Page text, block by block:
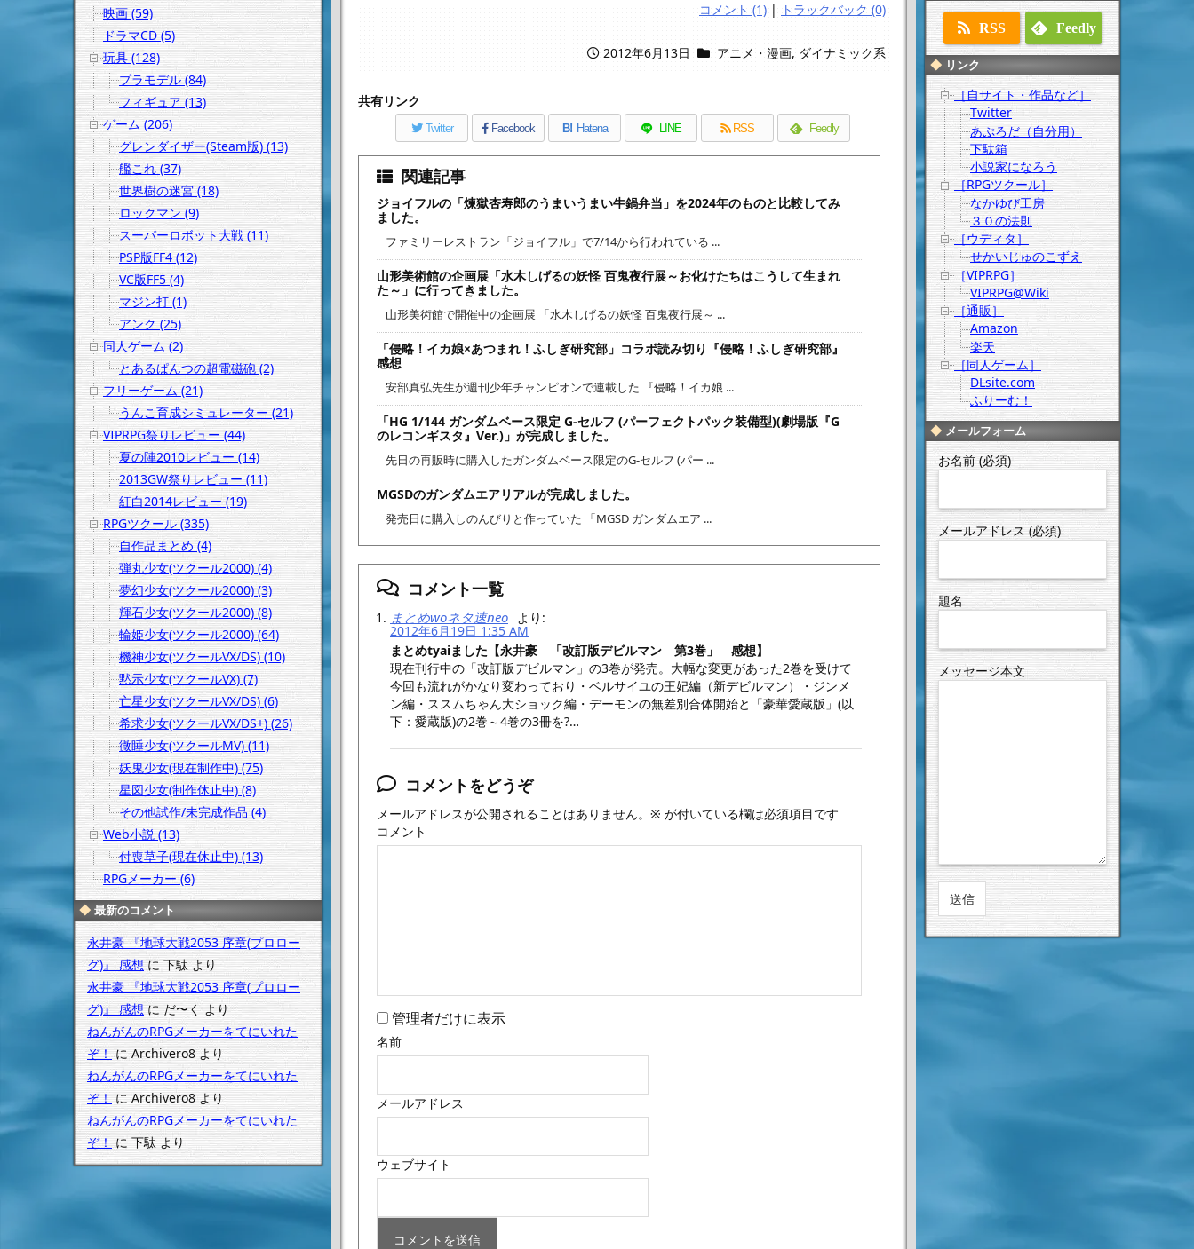
コメント (1) | トラックバック (0)
2012年6月13日 アニメ・漫画, ダイナミック系
共有リンク
Twitter Facebook B! Hatena LINE RSS Feedly
関連記事
ジョイフルの「煉獄杏寿郎のうまいうまい牛鍋弁当」を2024年のものと比較してみ
ました。
ファミリーレストラン「ジョイフル」で7/14から行われている ...
山形美術館の企画展「水木しげるの妖怪 百鬼夜行展～お化けたちはこうして生まれ
た～」に行ってきました。
山形美術館で開催中の企画展 「水木しげるの妖怪 百鬼夜行展～ ...
「侵略！イカ娘×あつまれ！ふしぎ研究部」コラボ読み切り『侵略！ふしぎ研究部』
感想
安部真弘先生が週刊少年チャンピオンで連載した 『侵略！イカ娘 ...
「HG 1/144 ガンダムベース限定 G-セルフ (パーフェクトパック装備型)(劇場版『G
のレコンギスタ』Ver.)」が完成しました。
先日の再販時に購入したガンダムベース限定のG-セルフ (パー ...
MGSDのガンダムエアリアルが完成しました。
発売日に購入しのんびりと作っていた 「MGSD ガンダムエア ...
コメント一覧
まとめwoネタ速neo より:
2012年6月19日 1:35 AM
まとめtyaiました【永井豪 「改訂版デビルマン 第3巻」 感想】
現在刊行中の「改訂版デビルマン」の3巻が発売。大幅な変更があった2巻を受けて
今回も流れがかなり変わっており・ベルサイユの王妃編（新デビルマン）・ジンメ
ン編・ススムちゃん大ショック編・デーモンの無差別合体開始と「豪華愛蔵版」(以
下：愛蔵版)の2巻～4巻の3冊を?…
コメントをどうぞ
メールアドレスが公開されることはありません。 ※ が付いている欄は必須項目です
コメント
管理者だけに表示
名前
メールアドレス
ウェブサイト
映画 (59)
ドラマCD (5)
玩具 (128)
プラモデル (84)
フィギュア (13)
ゲーム (206)
グレンダイザー(Steam版) (13)
艦これ (37)
世界樹の迷宮 (18)
ロックマン (9)
スーパーロボット大戦 (11)
PSP版FF4 (12)
VC版FF5 (4)
マジン打 (1)
アンク (25)
同人ゲーム (2)
とあるぱんつの超電磁砲 (2)
フリーゲーム (21)
うんこ育成シミュレーター (21)
VIPRPG祭りレビュー (44)
夏の陣2010レビュー (14)
2013GW祭りレビュー (11)
紅白2014レビュー (19)
RPGツクール (335)
自作品まとめ (4)
弾丸少女(ツクール2000) (4)
夢幻少女(ツクール2000) (3)
輝石少女(ツクール2000) (8)
輪姫少女(ツクール2000) (64)
機神少女(ツクールVX/DS) (10)
黙示少女(ツクールVX) (7)
亡星少女(ツクールVX/DS) (6)
希求少女(ツクールVX/DS+) (26)
微睡少女(ツクールMV) (11)
妖鬼少女(現在制作中) (75)
星図少女(制作休止中) (8)
その他試作/未完成作品 (4)
Web小説 (13)
付喪草子(現在休止中) (13)
RPGメーカー (6)
最新のコメント
永井豪 『地球大戦2053 序章(プロロー
グ)』 感想に下駄より
永井豪 『地球大戦2053 序章(プロロー
グ)』 感想に だ〜くより
ねんがんのRPGメーカーをてにいれた
ぞ！にArchivero8より
ねんがんのRPGメーカーをてにいれた
ぞ！ に Archivero8より
ねんがんのRPGメーカーをてにいれた
ぞ！に 下駄より
RSS Feedly
リンク
［自サイト・作品など］
Twitter
あぷろだ（自分用）
下駄箱
小説家になろう
［RPGツクール］
なかゆび工房
３０の法則
［ウディタ］
せかいじゅのこずえ
［VIPRPG］
VIPRPG@Wiki
［通販］
Amazon
楽天
［同人ゲーム］
DLsite.com
ふりーむ！
メールフォーム
お名前 (必須)
メールアドレス (必須)
題名
メッセージ本文